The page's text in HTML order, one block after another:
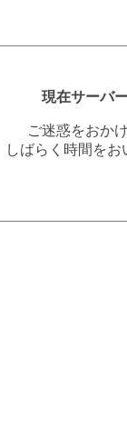
現在サーバ
ご迷惑をおか
しばらく時間を